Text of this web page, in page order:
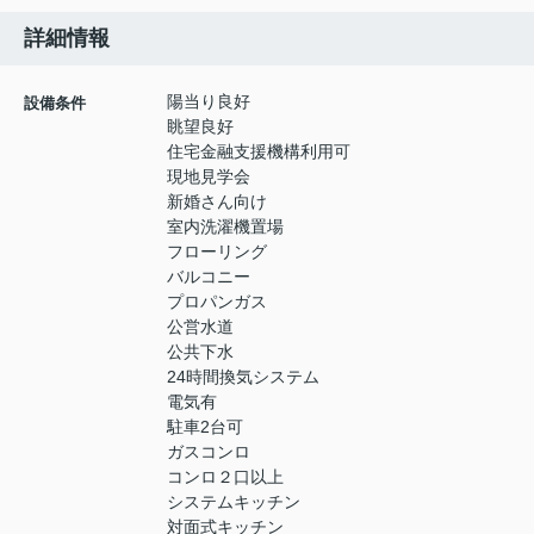
詳細情報
設備条件
陽当り良好
眺望良好
住宅金融支援機構利用可
現地見学会
新婚さん向け
室内洗濯機置場
フローリング
バルコニー
プロパンガス
公営水道
公共下水
24時間換気システム
電気有
駐車2台可
ガスコンロ
コンロ２口以上
システムキッチン
対面式キッチン